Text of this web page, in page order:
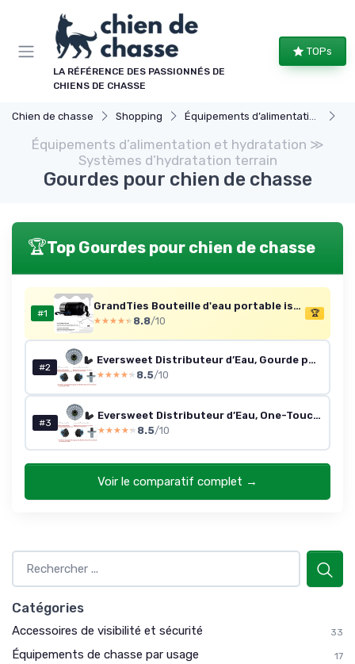
LA RÉFÉRENCE DES PASSIONNÉS DE
CHIENS DE CHASSE
TOPs
Chien de chasse Shopping Équipements d’alimentation et hydratation
Équipements d’alimentation et hydratation ≫
Systèmes d’hydratation terrain
Gourdes pour chien de chasse
🏆Top Gourdes pour chien de chasse
#1
GrandTies Bouteille d'eau portable isotherme avec 2 distributeurs amovibles pour chien - Conteneur de voyage alimentaire étanche pour la marche, la randonnée, le camping (1,9 l, noir mat)
★★★★★
★★★★★ 8.8/10
🏆
#2
Eversweet Distributeur d’Eau, Gourde pour Chien de Voyage pour Animal Domestique, BPA-Free,Antibactérienne,400ml (Blanc) Blanc-400ml
★★★★★
★★★★★ 8.5/10
#3
Eversweet Distributeur d’Eau, One-Touch Bouteille pour Chien de Voyage,BPA-Free,Antibactérienne,400ml(Vert)
★★★★★
★★★★★ 8.5/10
Voir le comparatif complet →
Catégories
Accessoires de visibilité et sécurité 33
Équipements de chasse par usage 17
Panneau de gestion des cookies